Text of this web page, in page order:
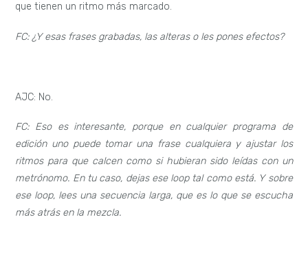
que tienen un ritmo más marcado.
FC: ¿Y esas frases grabadas, las alteras o les pones efectos?
AJC: No.
FC: Eso es interesante, porque en cualquier programa de
edición uno puede tomar una frase cualquiera y ajustar los
ritmos para que calcen como si hubieran sido leídas con un
metrónomo. En tu caso, dejas ese loop tal como está. Y sobre
ese loop, lees una secuencia larga, que es lo que se escucha
más atrás en la mezcla.